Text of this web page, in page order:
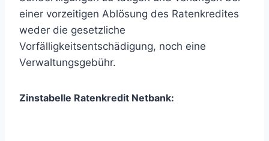
einer vorzeitigen Ablösung des Ratenkredites
weder die gesetzliche
Vorfälligkeitsentschädigung, noch eine
Verwaltungsgebühr.
Zinstabelle Ratenkredit Netbank: